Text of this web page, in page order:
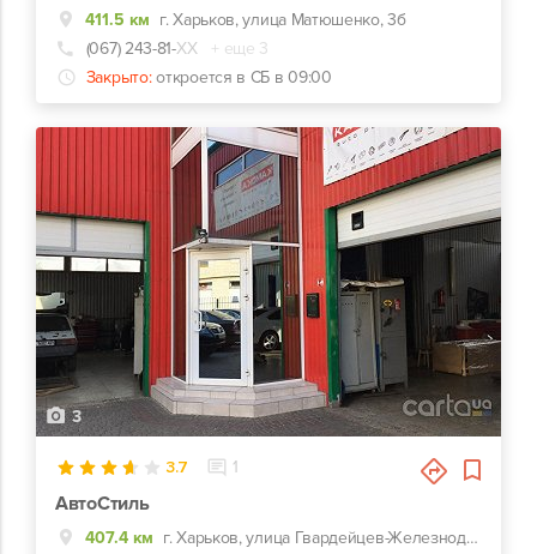
411.5 км г. Харьков, улица Матюшенко, 3б
(067) 243-81-ХХ
+ еще 3
Закрыто: откроется в СБ в 09:00
3
3.7 1
АвтоСтиль
407.4 км
г. Харьков, улица Гвардейцев-Железнодорожников, 11, Красно-зеленый комплекс СТО-Автомойка-Автомагазин. Недалеко от перекрестка Макдональдс на ЮЖД.